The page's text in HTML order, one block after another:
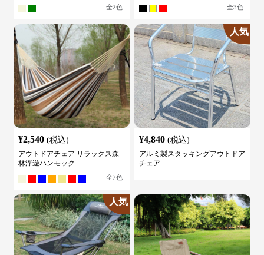
全2色 全3色
¥2,540 (税込)
アウトドアチェア リラックス森
林浮遊ハンモック
全7色
人気
¥4,840 (税込)
アルミ製スタッキングアウトドア
チェア
人気